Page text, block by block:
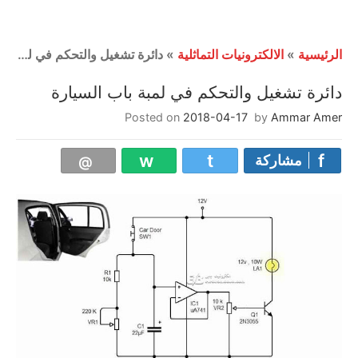
الرئيسية » الالكترونيات التماثلية » دائرة تشغيل والتحكم في لمبة باب السيارة
دائرة تشغيل والتحكم في لمبة باب السيارة
Posted on 2018-04-17 by Ammar Amer
مشاركة